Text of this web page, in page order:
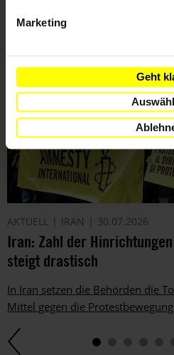
Marketing
Geht
AKTUELL IRAN 30.07.2026
Iran: Zahl der
steigt drastisch
In Iran setzen die Behörden die
Mittel gegen die